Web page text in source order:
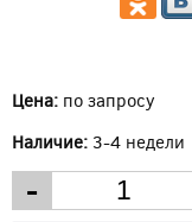
Цена: по запросу
Наличие: 3-4 недели
-